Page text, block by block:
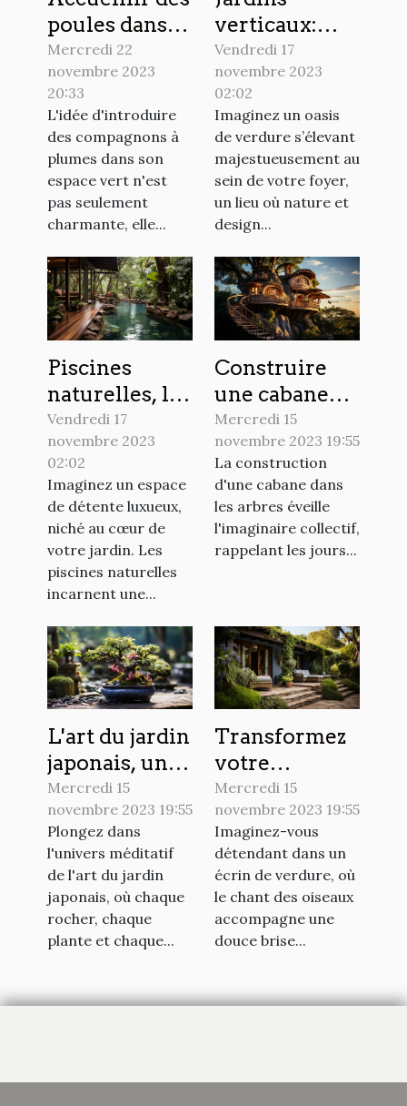
poules dans
son jardin,
une idée
originale
Mercredi 22
novembre 2023
20:33
L'idée d'introduire
des compagnons à
plumes dans son
espace vert n'est
pas seulement
charmante, elle...
verticaux:
révolution
pour les petits
espaces
Vendredi 17
novembre 2023
02:02
Imaginez un oasis
de verdure s’élevant
majestueusement au
sein de votre foyer,
un lieu où nature et
design...
Piscines
naturelles, le
luxe
écologique
chez soi
Vendredi 17
novembre 2023
02:02
Imaginez un espace
de détente luxueux,
niché au cœur de
votre jardin. Les
piscines naturelles
incarnent une...
Construire
une cabane
dans les
arbres, le
guide ultime
Mercredi 15
novembre 2023 19:55
La construction
d'une cabane dans
les arbres éveille
l'imaginaire collectif,
rappelant les jours...
L'art du jardin
japonais, une
sérénité à
portée de
main
Mercredi 15
novembre 2023 19:55
Plongez dans
l'univers méditatif
de l'art du jardin
japonais, où chaque
rocher, chaque
plante et chaque...
Transformez
votre
extérieur en
un paradis
vert
Mercredi 15
novembre 2023 19:55
Imaginez-vous
détendant dans un
écrin de verdure, où
le chant des oiseaux
accompagne une
douce brise...